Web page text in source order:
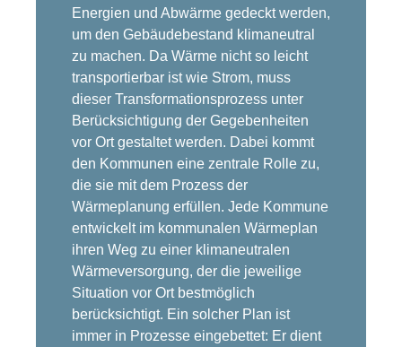
Energien und Abwärme gedeckt werden,
um den Gebäudebestand klimaneutral
zu machen. Da Wärme nicht so leicht
transportierbar ist wie Strom, muss
dieser Transformationsprozess unter
Berücksichtigung der Gegebenheiten
vor Ort gestaltet werden. Dabei kommt
den Kommunen eine zentrale Rolle zu,
die sie mit dem Prozess der
Wärmeplanung erfüllen. Jede Kommune
entwickelt im kommunalen Wärmeplan
ihren Weg zu einer klimaneutralen
Wärmeversorgung, der die jeweilige
Situation vor Ort bestmöglich
berücksichtigt. Ein solcher Plan ist
immer in Prozesse eingebettet: Er dient